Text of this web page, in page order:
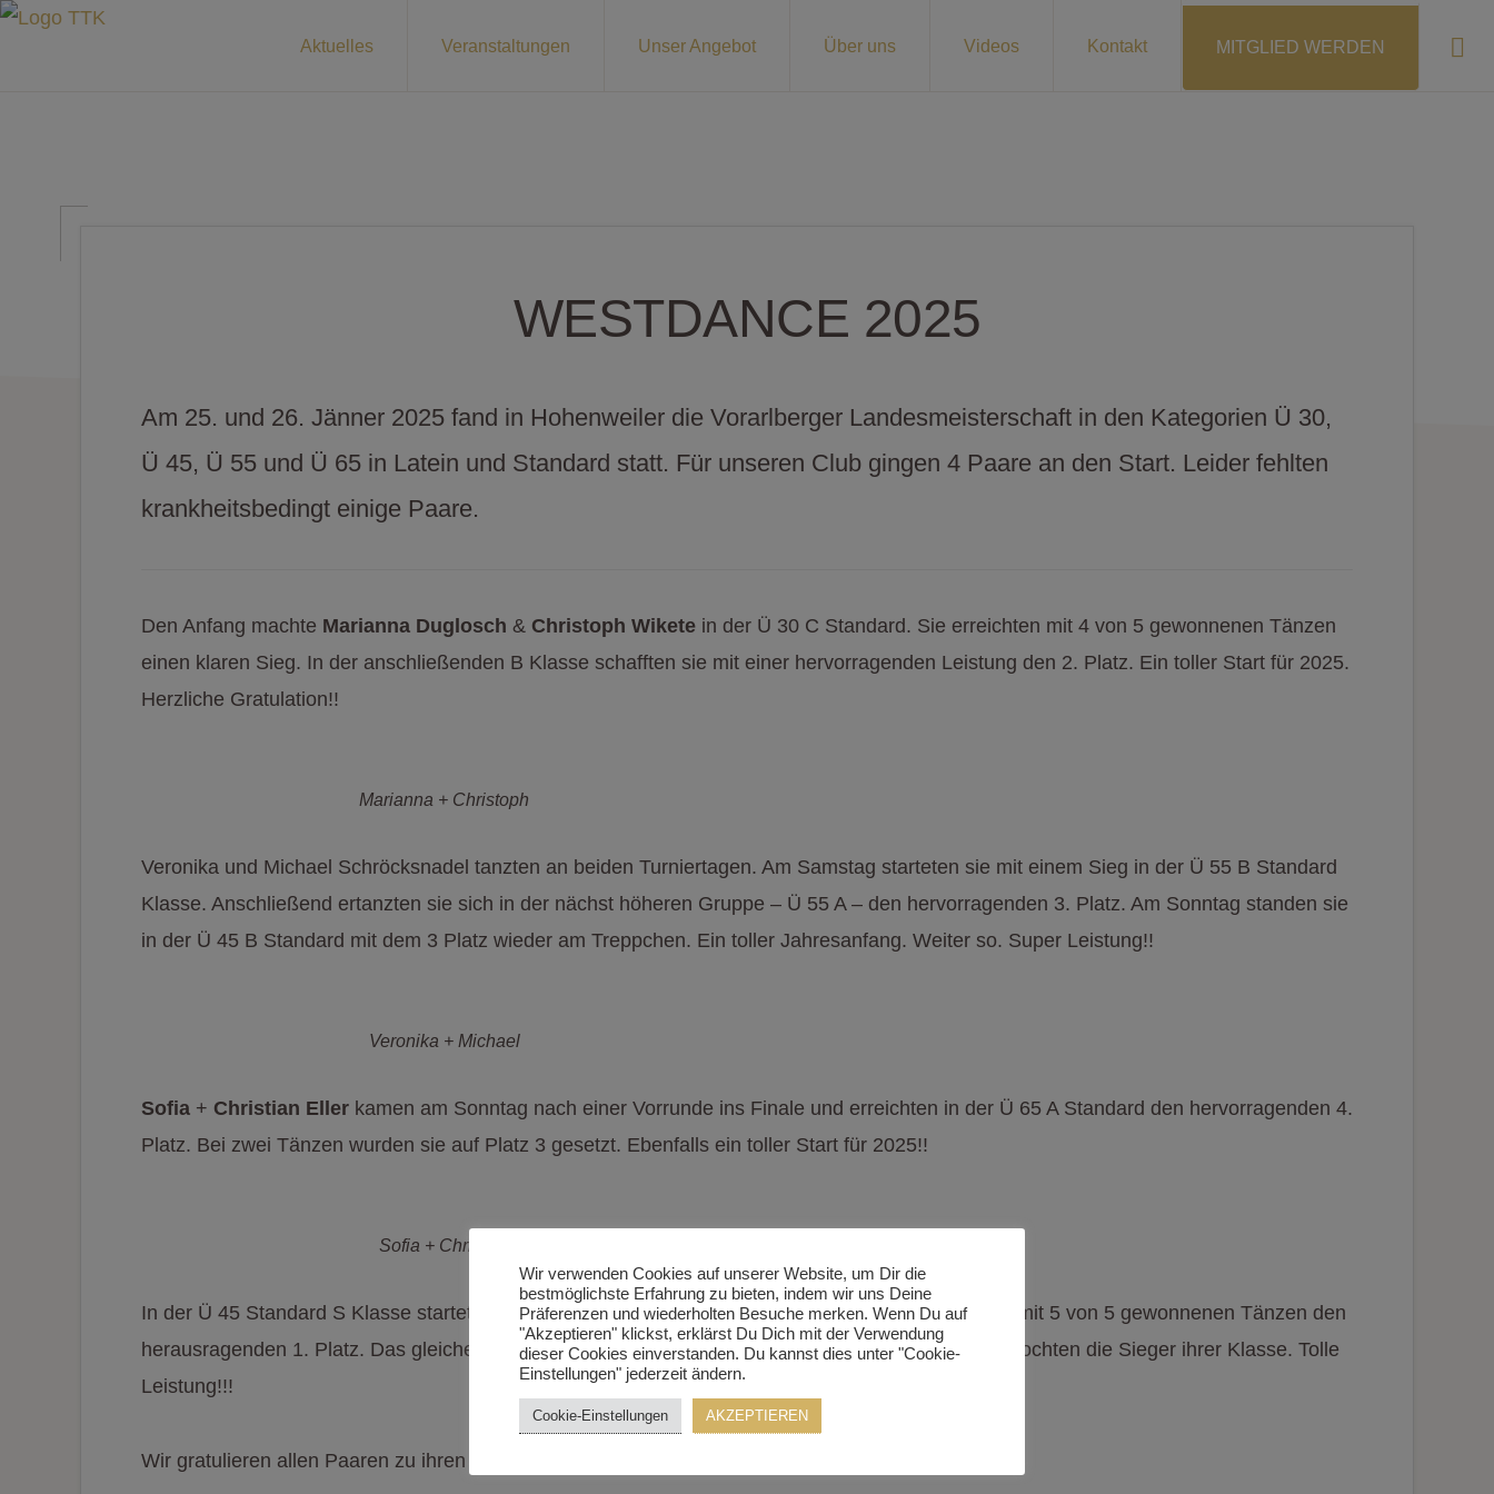
Zur
Zum
Aktuelles Veranstaltungen Unser Angebot Über uns Videos Kontakt MITGLIED WERDEN
WESTDANCE 2025
Am 25. und 26. Jänner 2025 fand in Hohenweiler die Vorarlberger Landesmeisterschaft in den Kategorien Ü 30,
Ü 45, Ü 55 und Ü 65 in Latein und Standard statt. Für unseren Club gingen 4 Paare an den Start. Leider fehlten
krankheitsbedingt einige Paare.
Den Anfang machte Marianna Duglosch & Christoph Wikete in der Ü 30 C Standard. Sie erreichten mit 4 von 5 gewonnenen Tänzen
einen klaren Sieg. In der anschließenden B Klasse schafften sie mit einer hervorragenden Leistung den 2. Platz. Ein toller Start für 2025.
Herzliche Gratulation!!
Marianna + Christoph
Veronika und Michael Schröcksnadel tanzten an beiden Turniertagen. Am Samstag starteten sie mit einem Sieg in der Ü 55 B Standard
Klasse. Anschließend ertanzten sie sich in der nächst höheren Gruppe – Ü 55 A – den hervorragenden 3. Platz. Am Sonntag standen sie
in der Ü 45 B Standard mit dem 3 Platz wieder am Treppchen. Ein toller Jahresanfang. Weiter so. Super Leistung!!
Veronika + Michael
Sofia + Christian Eller kamen am Sonntag nach einer Vorrunde ins Finale und erreichten in der Ü 65 A Standard den hervorragenden 4.
Platz. Bei zwei Tänzen wurden sie auf Platz 3 gesetzt. Ebenfalls ein toller Start für 2025!!
Sofia + Christian
In der Ü 45 Standard S Klasse starteten für unseren ClubBeatrix+Herbert Schöpf. Sie belegten mit 5 von 5 gewonnenen Tänzen den
herausragenden 1. Platz. Das gleiche gelang ihnen in der Ü 55 Latein S Klasse. Sie waren unangefochten die Sieger ihrer Klasse. Tolle
Leistung!!!
Wir gratulieren allen Paaren zu ihren tollen Erfolgen. Ein super Start für 2025 !!
Wir verwenden Cookies auf unserer Website, um Dir die
bestmöglichste Erfahrung zu bieten, indem wir uns Deine
Präferenzen und wiederholten Besuche merken. Wenn Du auf
"Akzeptieren" klickst, erklärst Du Dich mit der Verwendung
dieser Cookies einverstanden. Du kannst dies unter "Cookie-
Einstellungen" jederzeit ändern.
Cookie-Einstellungen AKZEPTIEREN